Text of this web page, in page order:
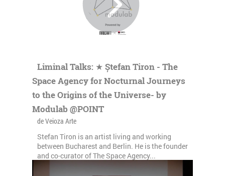
Liminal Talks: ★ Ștefan Tiron - The
Space Agency for Nocturnal Journeys
to the Origins of the Universe- by
Modulab @POINT
de Veioza Arte
Stefan Tiron is an artist living and working
between Bucharest and Berlin. He is the founder
and co-curator of The Space Agency...